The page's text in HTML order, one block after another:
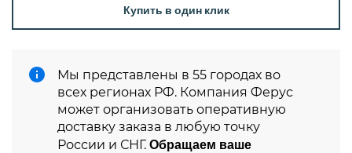
Купить в один клик
Мы представлены в 55 городах во
всех регионах РФ. Компания Ферус
может организовать оперативную
доставку заказа в любую точку
России и СНГ. Обращаем ваше